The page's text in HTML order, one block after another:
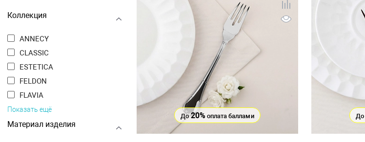
Коллекция
ANNECY
CLASSIC
ESTETICA
FELDON
FLAVIA
Показать ещё
Материал изделия
До20% оплата баллами До